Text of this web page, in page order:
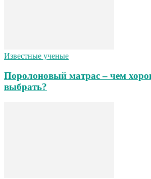
Известные ученые
Поролоновый матрас – чем
выбрать?